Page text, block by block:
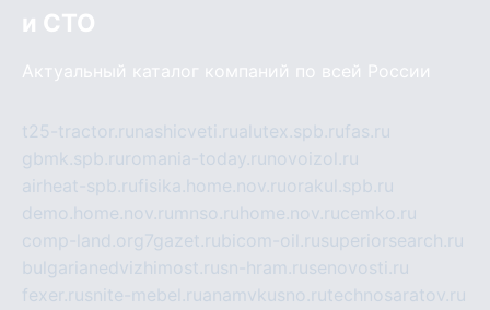
и СТО
Актуальный каталог компаний по всей России
t25-tractor.ru nashicveti.rualutex.spb.rufas.ru
gbmk.spb.ru romania-today.ru novoizol.ru
airheat-spb.rufisika.home.nov.ruorakul.spb.ru
demo.home.nov.ru mnso.ru home.nov.rucemko.ru
comp-land.org 7gazet.rubicom-oil.rusuperiorsearch.ru
bulgarianedvizhimost.rusn-hram.rusenovosti.ru
fexer.rusnite-mebel.ruanamvkusno.rutechnosaratov.ru